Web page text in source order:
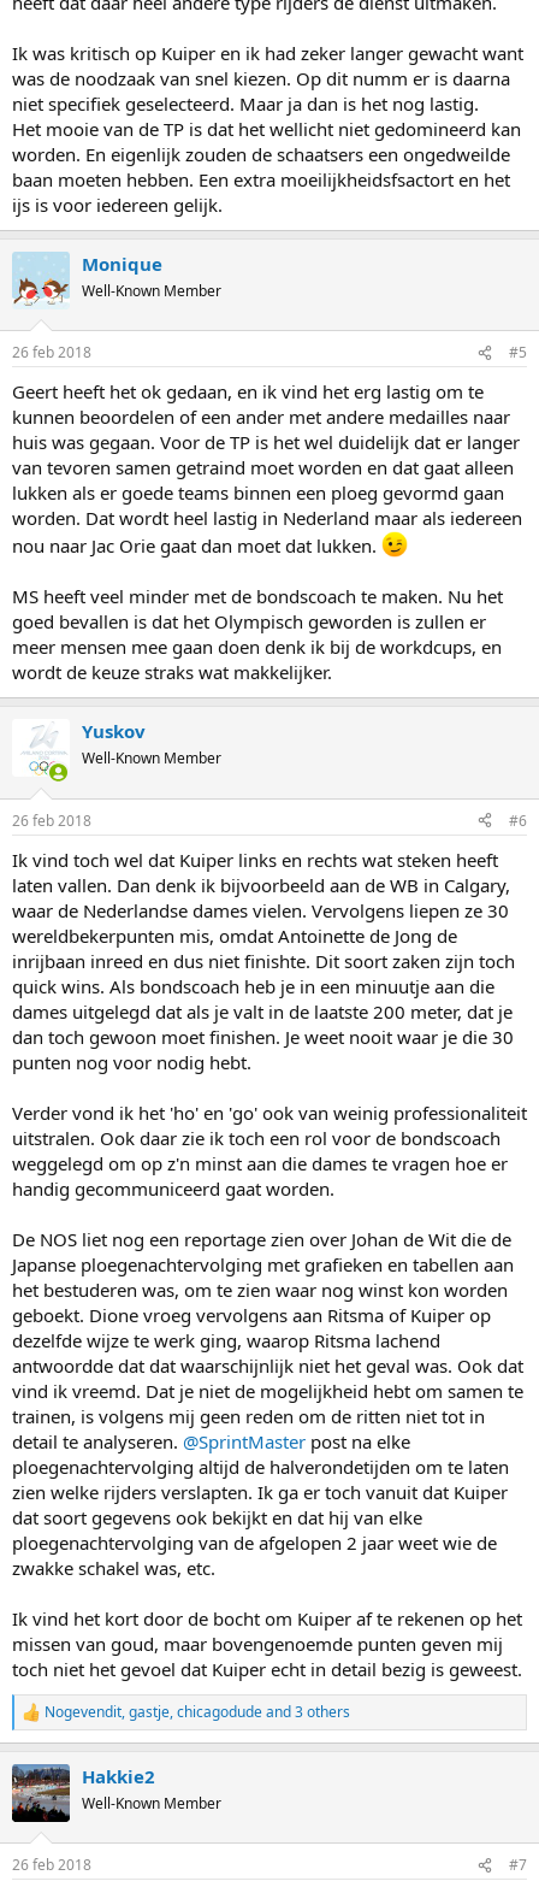
gezien de omstandigheden. Bij de mannen MS, tja, het resultaat
goed heeft gedaan?
Ik weet het niet, hij moest natuurlijk roeien met de riemen die je
hebt gezien de 10-man limiet en wie zich plaatsten. Gezien de
resultaten uit het verleden had Bergsma misschien wel die plek
verdiend, maar met wie had hij dan moeten rijden? De keus voor
Verweij toendertijd was redelijk te billijken, en hij heeft in ieder geval
laten zien het goed te kunnen, ondanks zijn mindere vorm
momenteel. Keuze voor Kramer was vreemd, hoewel hij het
uiteindelijk gewoon goed tot zeer goed deed.
Uiteindelijk vind ik dat Kuiper het eigenlijk wel goed heeft gedaan,
ondanks het niet behalen van goud. De TP ploegen zijn op waarde
geklopt door erg sterke teams, en de MS is sowieso veel lastiger te
bepalen.
Verder geef ik hem een pluim dat hij alles eigenlijk zonder
dat is in NL bepaald geen sinecure!
Kortom, ondanks het feit dat ik persoonlijk Kuiper geen geschikte
bondscoach vind door zijn in mijn ogen te 'softe' karakter, kan ik
toch niet anders concluderen dan dat hij het gewoon goed heeft
gedaan.
Ik was kritisch op Kuiper en ik had zeker langer gewacht want
was de noodzaak van snel kiezen. Op dit numm er is daarna
niet specifiek geselecteerd. Maar ja dan is het nog lastig.
Het mooie van de TP is dat het wellicht niet gedomineerd kan
worden. En eigenlijk zouden de schaatsers een ongedweilde
baan moeten hebben. Een extra moeilijkheidsfsactort en het
ijs is voor iedereen gelijk.
Monique
Well-Known Member
26 feb 2018 #5
Geert heeft het ok gedaan, en ik vind het erg lastig om te
kunnen beoordelen of een ander met andere medailles naar
huis was gegaan. Voor de TP is het wel duidelijk dat er langer
van tevoren samen getraind moet worden en dat gaat alleen
lukken als er goede teams binnen een ploeg gevormd gaan
worden. Dat wordt heel lastig in Nederland maar als iedereen
nou naar Jac Orie gaat dan moet dat lukken.
MS heeft veel minder met de bondscoach te maken. Nu het
goed bevallen is dat het Olympisch geworden is zullen er
meer mensen mee gaan doen denk ik bij de workdcups, en
wordt de keuze straks wat makkelijker.
Yuskov
Well-Known Member
26 feb 2018 #6
Ik vind toch wel dat Kuiper links en rechts wat steken heeft
laten vallen. Dan denk ik bijvoorbeeld aan de WB in Calgary,
waar de Nederlandse dames vielen. Vervolgens liepen ze 30
wereldbekerpunten mis, omdat Antoinette de Jong de
inrijbaan inreed en dus niet finishte. Dit soort zaken zijn toch
quick wins. Als bondscoach heb je in een minuutje aan die
dames uitgelegd dat als je valt in de laatste 200 meter, dat je
dan toch gewoon moet finishen. Je weet nooit waar je die 30
punten nog voor nodig hebt.
Verder vond ik het 'ho' en 'go' ook van weinig professionaliteit
uitstralen. Ook daar zie ik toch een rol voor de bondscoach
weggelegd om op z'n minst aan die dames te vragen hoe er
handig gecommuniceerd gaat worden.
De NOS liet nog een reportage zien over Johan de Wit die de
Japanse ploegenachtervolging met grafieken en tabellen aan
het bestuderen was, om te zien waar nog winst kon worden
geboekt. Dione vroeg vervolgens aan Ritsma of Kuiper op
dezelfde wijze te werk ging, waarop Ritsma lachend
antwoordde dat dat waarschijnlijk niet het geval was. Ook dat
vind ik vreemd. Dat je niet de mogelijkheid hebt om samen te
trainen, is volgens mij geen reden om de ritten niet tot in
detail te analyseren. @SprintMaster post na elke
ploegenachtervolging altijd de halverondetijden om te laten
zien welke rijders verslapten. Ik ga er toch vanuit dat Kuiper
dat soort gegevens ook bekijkt en dat hij van elke
ploegenachtervolging van de afgelopen 2 jaar weet wie de
zwakke schakel was, etc.
Ik vind het kort door de bocht om Kuiper af te rekenen op het
missen van goud, maar bovengenoemde punten geven mij
toch niet het gevoel dat Kuiper echt in detail bezig is geweest.
R
e
c
t
i
s
Nogevendit,gastje,chicagodudeand 3 others
Hakkie2
Well-Known Member
26 feb 2018 #7